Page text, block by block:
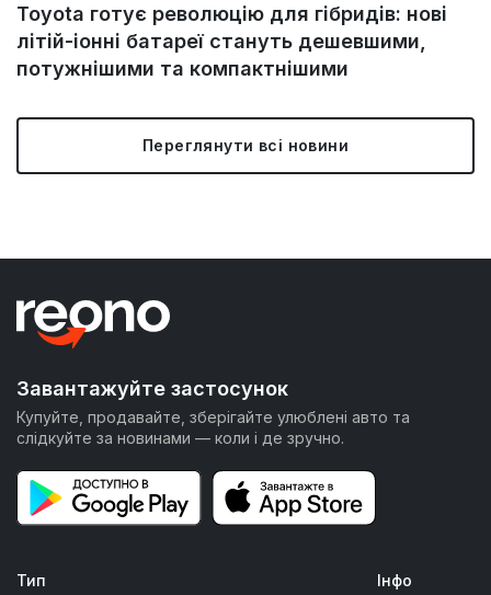
Toyota готує революцію для гібридів: нові
літій-іонні батареї стануть дешевшими,
потужнішими та компактнішими
Переглянути всі новини
Завантажуйте застосунок
Купуйте, продавайте, зберігайте улюблені авто та
слідкуйте за новинами — коли і де зручно.
Тип Інфо